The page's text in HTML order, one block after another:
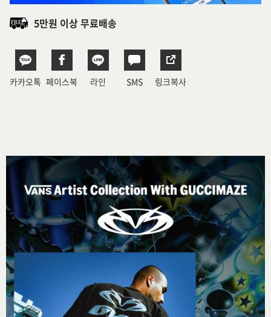
5만원 이상 무료배송
카카오톡 페이스북 라인 SMS 링크복사